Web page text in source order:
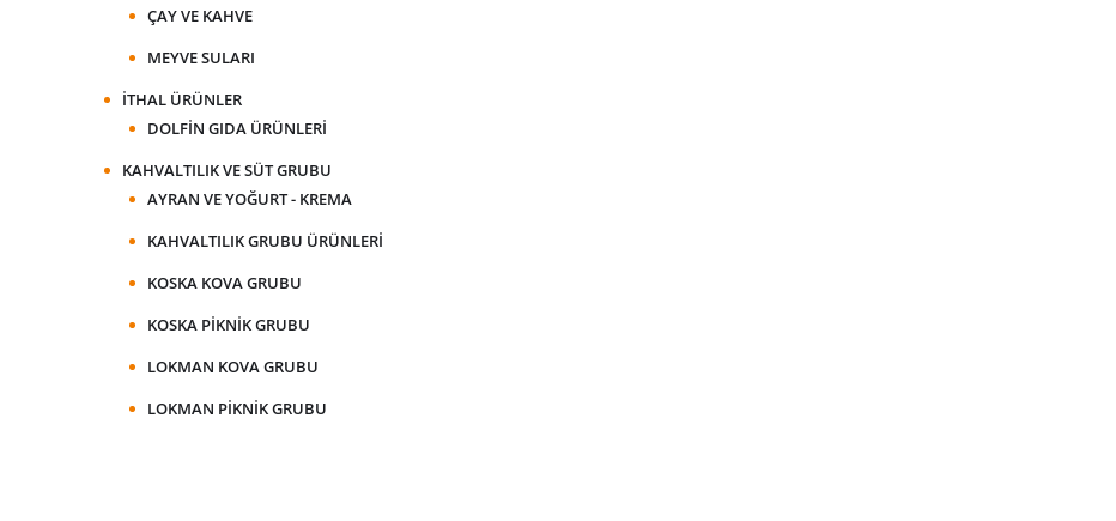
ÇAY VE KAHVE
MEYVE SULARI
İTHAL ÜRÜNLER
DOLFIN GIDA ÜRÜNLERI
KAHVALTILIK VE SÜT GRUBU
AYRAN VE YOĞURT - KREMA
KAHVALTILIK GRUBU ÜRÜNLERI
KOSKA KOVA GRUBU
KOSKA PIKNIK GRUBU
LOKMAN KOVA GRUBU
LOKMAN PIKNIK GRUBU